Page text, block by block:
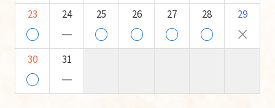
23
○
24
－
25
○
26
○
27
○
28
○
29
×
30
○
31
－